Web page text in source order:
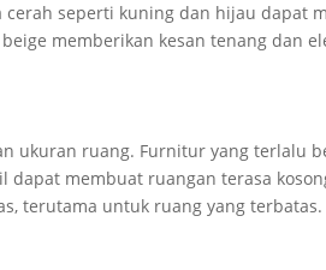
seperti kuning dan hijau dapat
memberikan kesan tenang dan
ukuran ruang. Furnitur yang terlalu
membuat ruangan terasa
terutama untuk ruang yang terbatas.